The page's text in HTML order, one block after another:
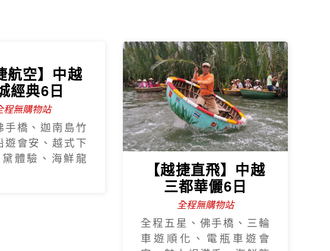
航空】中越
經典6日
程無購物站
手橋、迦南島竹
遊會安、越式下
體驗、海鮮龍
【越捷直飛】中越
三都華儷6日
全程無購物站
全程五星、佛手橋、三輪
車遊順化、電瓶車遊會